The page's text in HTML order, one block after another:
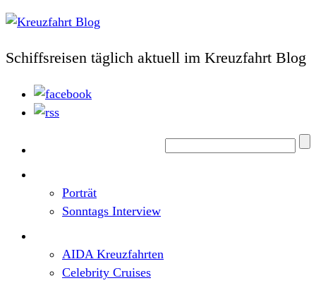
Schiffsreisen täglich aktuell im Kreuzfahrt Blog
Porträt
Sonntags Interview
AIDA Kreuzfahrten
Celebrity Cruises